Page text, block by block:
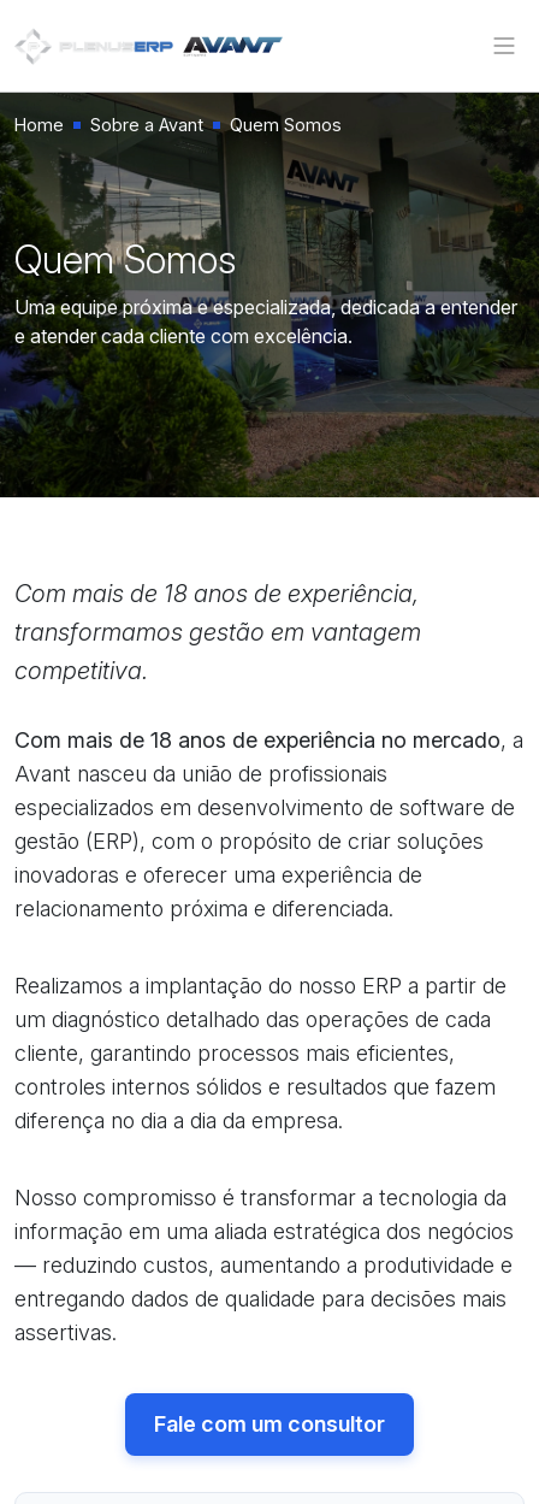
Avant
Home Sobre a Avant Quem Somos
Quem Somos
Uma equipe próxima e especializada, dedicada a entender
e atender cada cliente com excelência.
Com mais de 18 anos de experiência,
transformamos gestão em vantagem
competitiva.
Com mais de 18 anos de experiência no mercado, a
Avant nasceu da união de profissionais
especializados em desenvolvimento de software de
gestão (ERP), com o propósito de criar soluções
inovadoras e oferecer uma experiência de
relacionamento próxima e diferenciada.
Realizamos a implantação do nosso ERP a partir de
um diagnóstico detalhado das operações de cada
cliente, garantindo processos mais eficientes,
controles internos sólidos e resultados que fazem
diferença no dia a dia da empresa.
Nosso compromisso é transformar a tecnologia da
informação em uma aliada estratégica dos negócios
— reduzindo custos, aumentando a produtividade e
entregando dados de qualidade para decisões mais
assertivas.
Fale com um consultor